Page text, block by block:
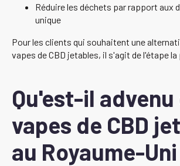
Réduire les déchets par rapport aux
unique
Pour les clients qui souhaitent une
vapes de CBD jetables, il s'agit de l'étape la
Qu'est-il advenu
vapes de CBD
au Royaume-